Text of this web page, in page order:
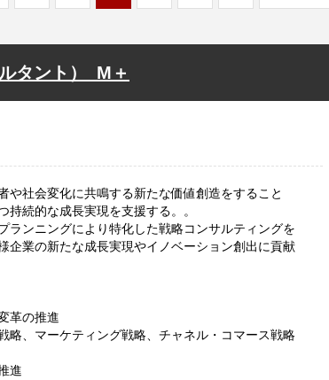
タント）_M＋
社会変化に共鳴する新たな価値創造をすること
続的な成長実現を支援する。。
ランニングにより特化した戦略コンサルティングを
企業の新たな成長実現やイノベーション創出に貢献
革の推進
略、マーケティング戦略、チャネル・コマース戦略
進